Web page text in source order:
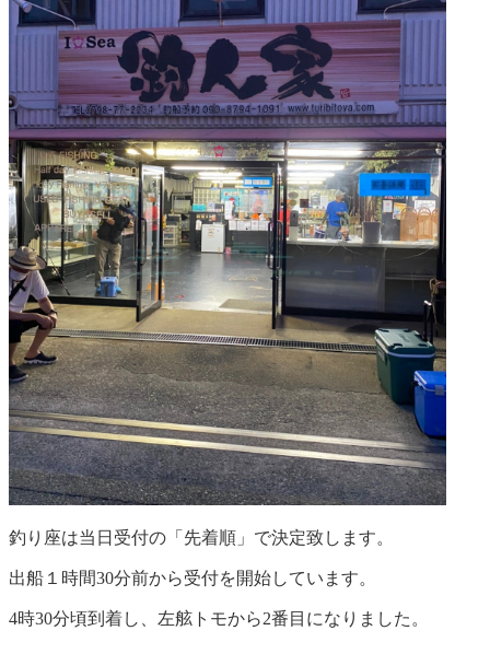
釣り座は当日受付の「先着順」で決定致します。
出船１時間30分前から受付を開始しています。
4時30分頃到着し、左舷トモから2番目になりました。